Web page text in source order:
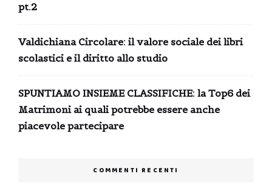
pt.2
Valdichiana Circolare: il valore sociale dei libri
scolastici e il diritto allo studio
SPUNTIAMO INSIEME CLASSIFICHE: la Top6 dei
Matrimoni ai quali potrebbe essere anche
piacevole partecipare
COMMENTI RECENTI